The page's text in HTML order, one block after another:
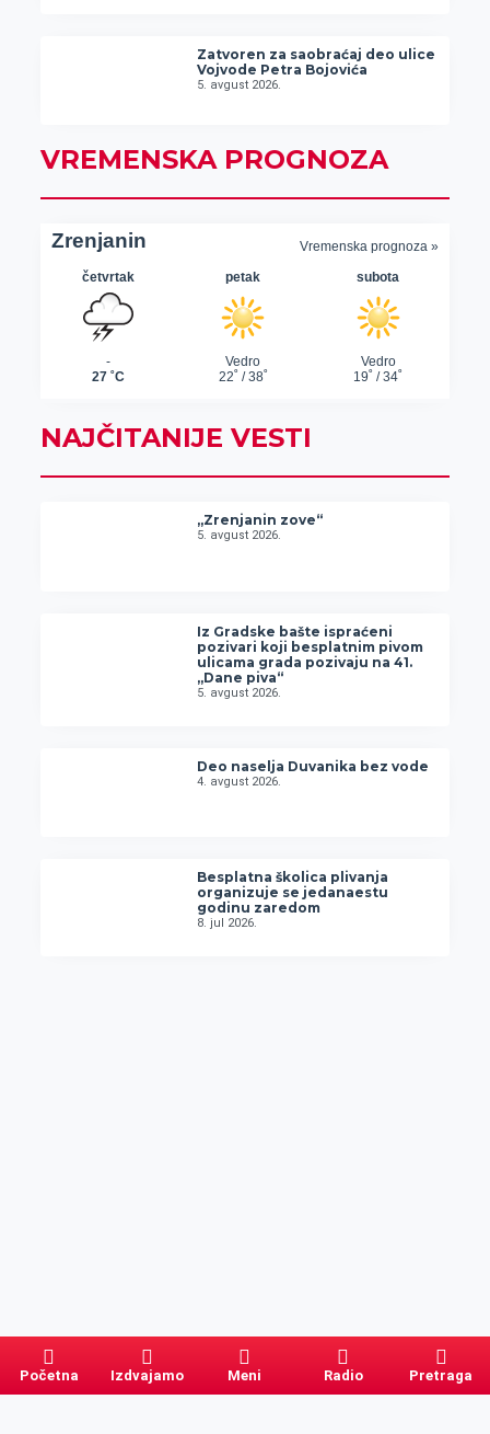
Zatvoren za saobraćaj deo ulice
Vojvode Petra Bojovića
5. avgust 2026.
VREMENSKA PROGNOZA
NAJČITANIJE VESTI
„Zrenjanin zove“
5. avgust 2026.
Iz Gradske bašte ispraćeni
pozivari koji besplatnim pivom
ulicama grada pozivaju na 41.
„Dane piva“
5. avgust 2026.
Deo naselja Duvanika bez vode
4. avgust 2026.
Besplatna školica plivanja
organizuje se jedanaestu
godinu zaredom
8. jul 2026.
Početna Izdvajamo Meni Radio Pretraga